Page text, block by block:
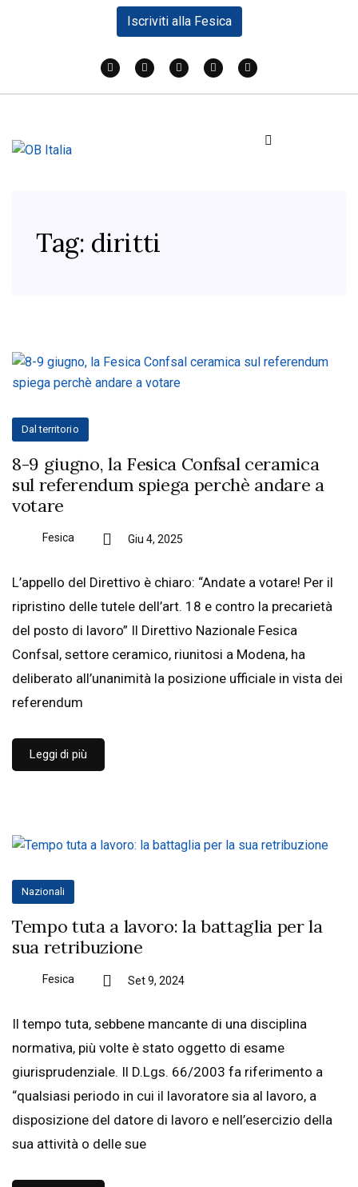
Iscriviti alla Fesica
Tag: diritti
Dal territorio
8-9 giugno, la Fesica Confsal ceramica
sul referendum spiega perchè andare a
votare
Fesica Giu 4, 2025
L’appello del Direttivo è chiaro: “Andate a votare! Per il
ripristino delle tutele dell’art. 18 e contro la precarietà
del posto di lavoro” Il Direttivo Nazionale Fesica
Confsal, settore ceramico, riunitosi a Modena, ha
deliberato all’unanimità la posizione ufficiale in vista dei
referendum
Leggi di più
Nazionali
Tempo tuta a lavoro: la battaglia per la
sua retribuzione
Fesica Set 9, 2024
Il tempo tuta, sebbene mancante di una disciplina
normativa, più volte è stato oggetto di esame
giurisprudenziale. Il D.Lgs. 66/2003 fa riferimento a
“qualsiasi periodo in cui il lavoratore sia al lavoro, a
disposizione del datore di lavoro e nell’esercizio della
sua attività o delle sue